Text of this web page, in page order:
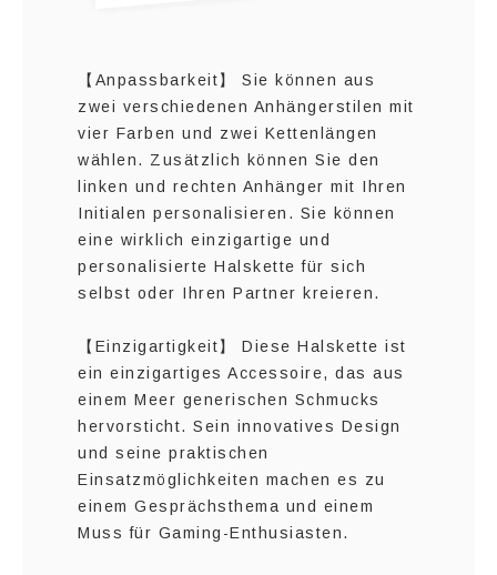
【Anpassbarkeit】 Sie können aus
zwei verschiedenen Anhängerstilen mit
vier Farben und zwei Kettenlängen
wählen. Zusätzlich können Sie den
linken und rechten Anhänger mit Ihren
Initialen personalisieren. Sie können
eine wirklich einzigartige und
personalisierte Halskette für sich
selbst oder Ihren Partner kreieren.
【Einzigartigkeit】 Diese Halskette ist
ein einzigartiges Accessoire, das aus
einem Meer generischen Schmucks
hervorsticht. Sein innovatives Design
und seine praktischen
Einsatzmöglichkeiten machen es zu
einem Gesprächsthema und einem
Muss für Gaming-Enthusiasten.